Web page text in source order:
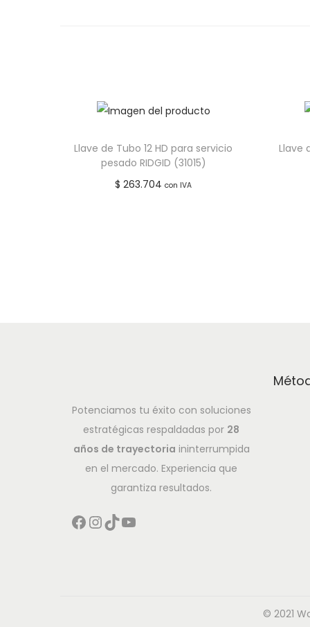
Llave de Tubo 12 HD para servicio
pesado RIDGID (31015)
$ 263.704 con IVA
Llave
Potenciamos tu éxito con soluciones
estratégicas respaldadas por 28
años de trayectoria ininterrumpida
en el mercado. Experiencia que
garantiza resultados.
Facebook InstagramTikTok YouTube
© 2021